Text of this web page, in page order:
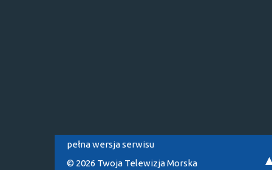
pełna wersja serwisu
© 2026 Twoja Telewizja Morska